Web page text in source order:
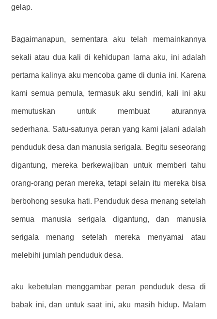
gelap.
Bagaimanapun, sementara aku telah memainkannya
sekali atau dua kali di kehidupan lama aku, ini adalah
pertama kalinya aku mencoba game di dunia ini. Karena
kami semua pemula, termasuk aku sendiri, kali ini aku
memutuskan untuk membuat aturannya
sederhana. Satu-satunya peran yang kami jalani adalah
penduduk desa dan manusia serigala. Begitu seseorang
digantung, mereka berkewajiban untuk memberi tahu
orang-orang peran mereka, tetapi selain itu mereka bisa
berbohong sesuka hati. Penduduk desa menang setelah
semua manusia serigala digantung, dan manusia
serigala menang setelah mereka menyamai atau
melebihi jumlah penduduk desa.
aku kebetulan menggambar peran penduduk desa di
babak ini, dan untuk saat ini, aku masih hidup. Malam